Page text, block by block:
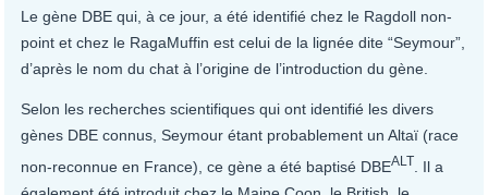
Le gène DBE qui, à ce jour, a été identifié chez le Ragdoll non-
point et chez le RagaMuffin est celui de la lignée dite “Seymour”,
d’après le nom du chat à l’origine de l’introduction du gène.
Selon les recherches scientifiques qui ont identifié les divers
gènes DBE connus, Seymour étant probablement un Altaï (race
non-reconnue en France), ce gène a été baptisé DBEALT
. Il a